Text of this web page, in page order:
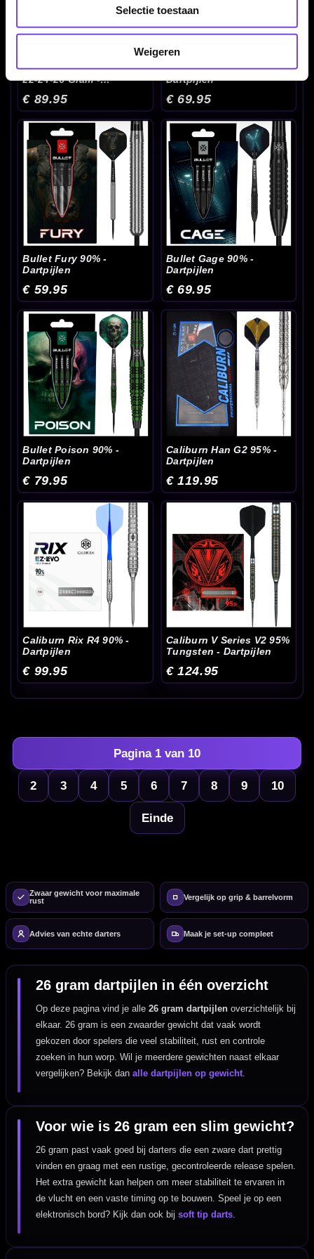
Selectie toestaan
Weigeren
Bull's Stingray ST4 90%
22-24-26 Gram -
€ 89.95
Bullet Diesel 85% -
Dartpijlen
€ 69.95
Bullet Fury 90% -
Dartpijlen
€ 59.95
Bullet Gage 90% -
Dartpijlen
€ 69.95
Bullet Poison 90% -
Dartpijlen
€ 79.95
Caliburn Han G2 95% -
Dartpijlen
€ 119.95
Caliburn Rix R4 90% -
Dartpijlen
€ 99.95
Caliburn V Series V2 95%
Tungsten - Dartpijlen
€ 124.95
Pagina 1 van 10
2 3 4 5 6 7 8 9 10
Einde
Zwaar gewicht voor maximale
rust
Vergelijk op grip & barrelvorm
Advies van echte darters Maak je set-up compleet
26 gram dartpijlen in één overzicht
Op deze pagina vind je alle26 gram dartpijlen overzichtelijk bij
elkaar. 26 gram is een zwaarder gewicht dat vaak wordt
gekozen door spelers die veel stabiliteit, rust en controle
zoeken in hun worp. Wil je meerdere gewichten naast elkaar
vergelijken? Bekijk danalle dartpijlen op gewicht.
Voor wie is 26 gram een slim gewicht?
26 gram past vaak goed bij darters die een zware dart prettig
vinden en graag met een rustige, gecontroleerde release spelen.
Het extra gewicht kan helpen om meer stabiliteit te ervaren in
de vlucht en een vaste timing op te bouwen. Speel je op een
elektronisch bord? Kijk dan ook bijsoft tip darts.